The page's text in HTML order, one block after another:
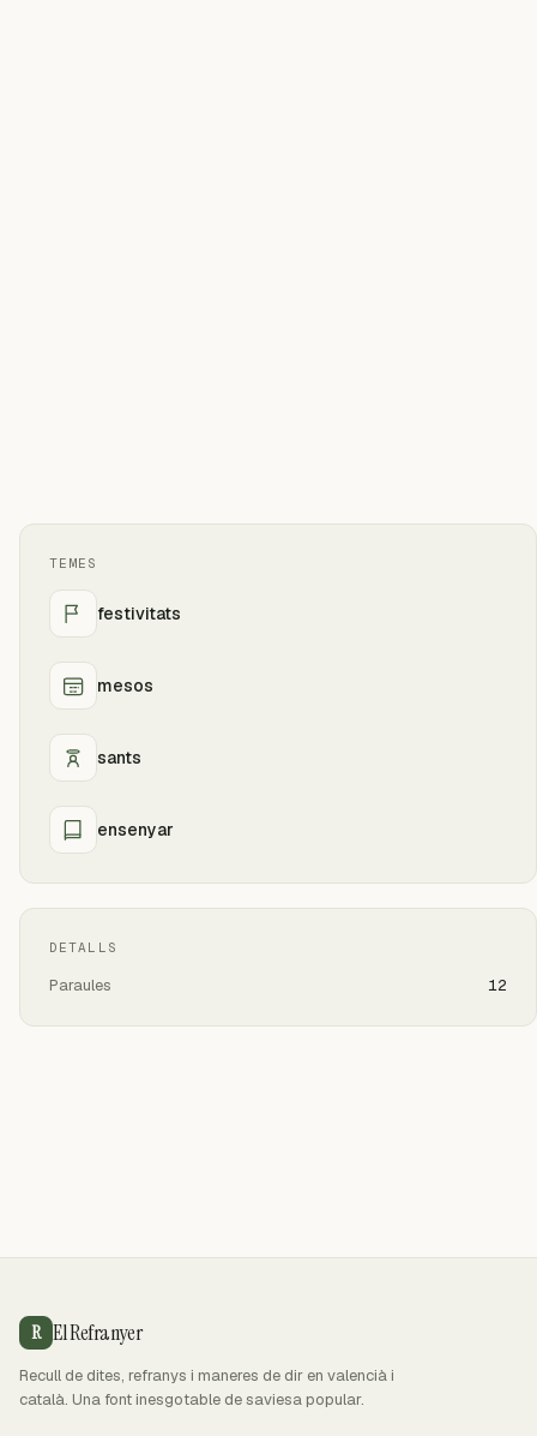
TEMES
festivitats
mesos
sants
ensenyar
DETALLS
Paraules 12
R El Refranyer
Recull de dites, refranys i maneres de dir en valencià i
català. Una font inesgotable de saviesa popular.